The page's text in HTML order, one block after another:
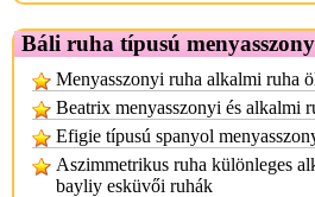
Báli ruha típusú
Menyasszonyi ruha alkalmi ruha
Beatrix menyasszonyi és alkalmi
Efigie típusú spanyol
Aszimmetrikus ruha különleges
bayliy esküvői ruhák